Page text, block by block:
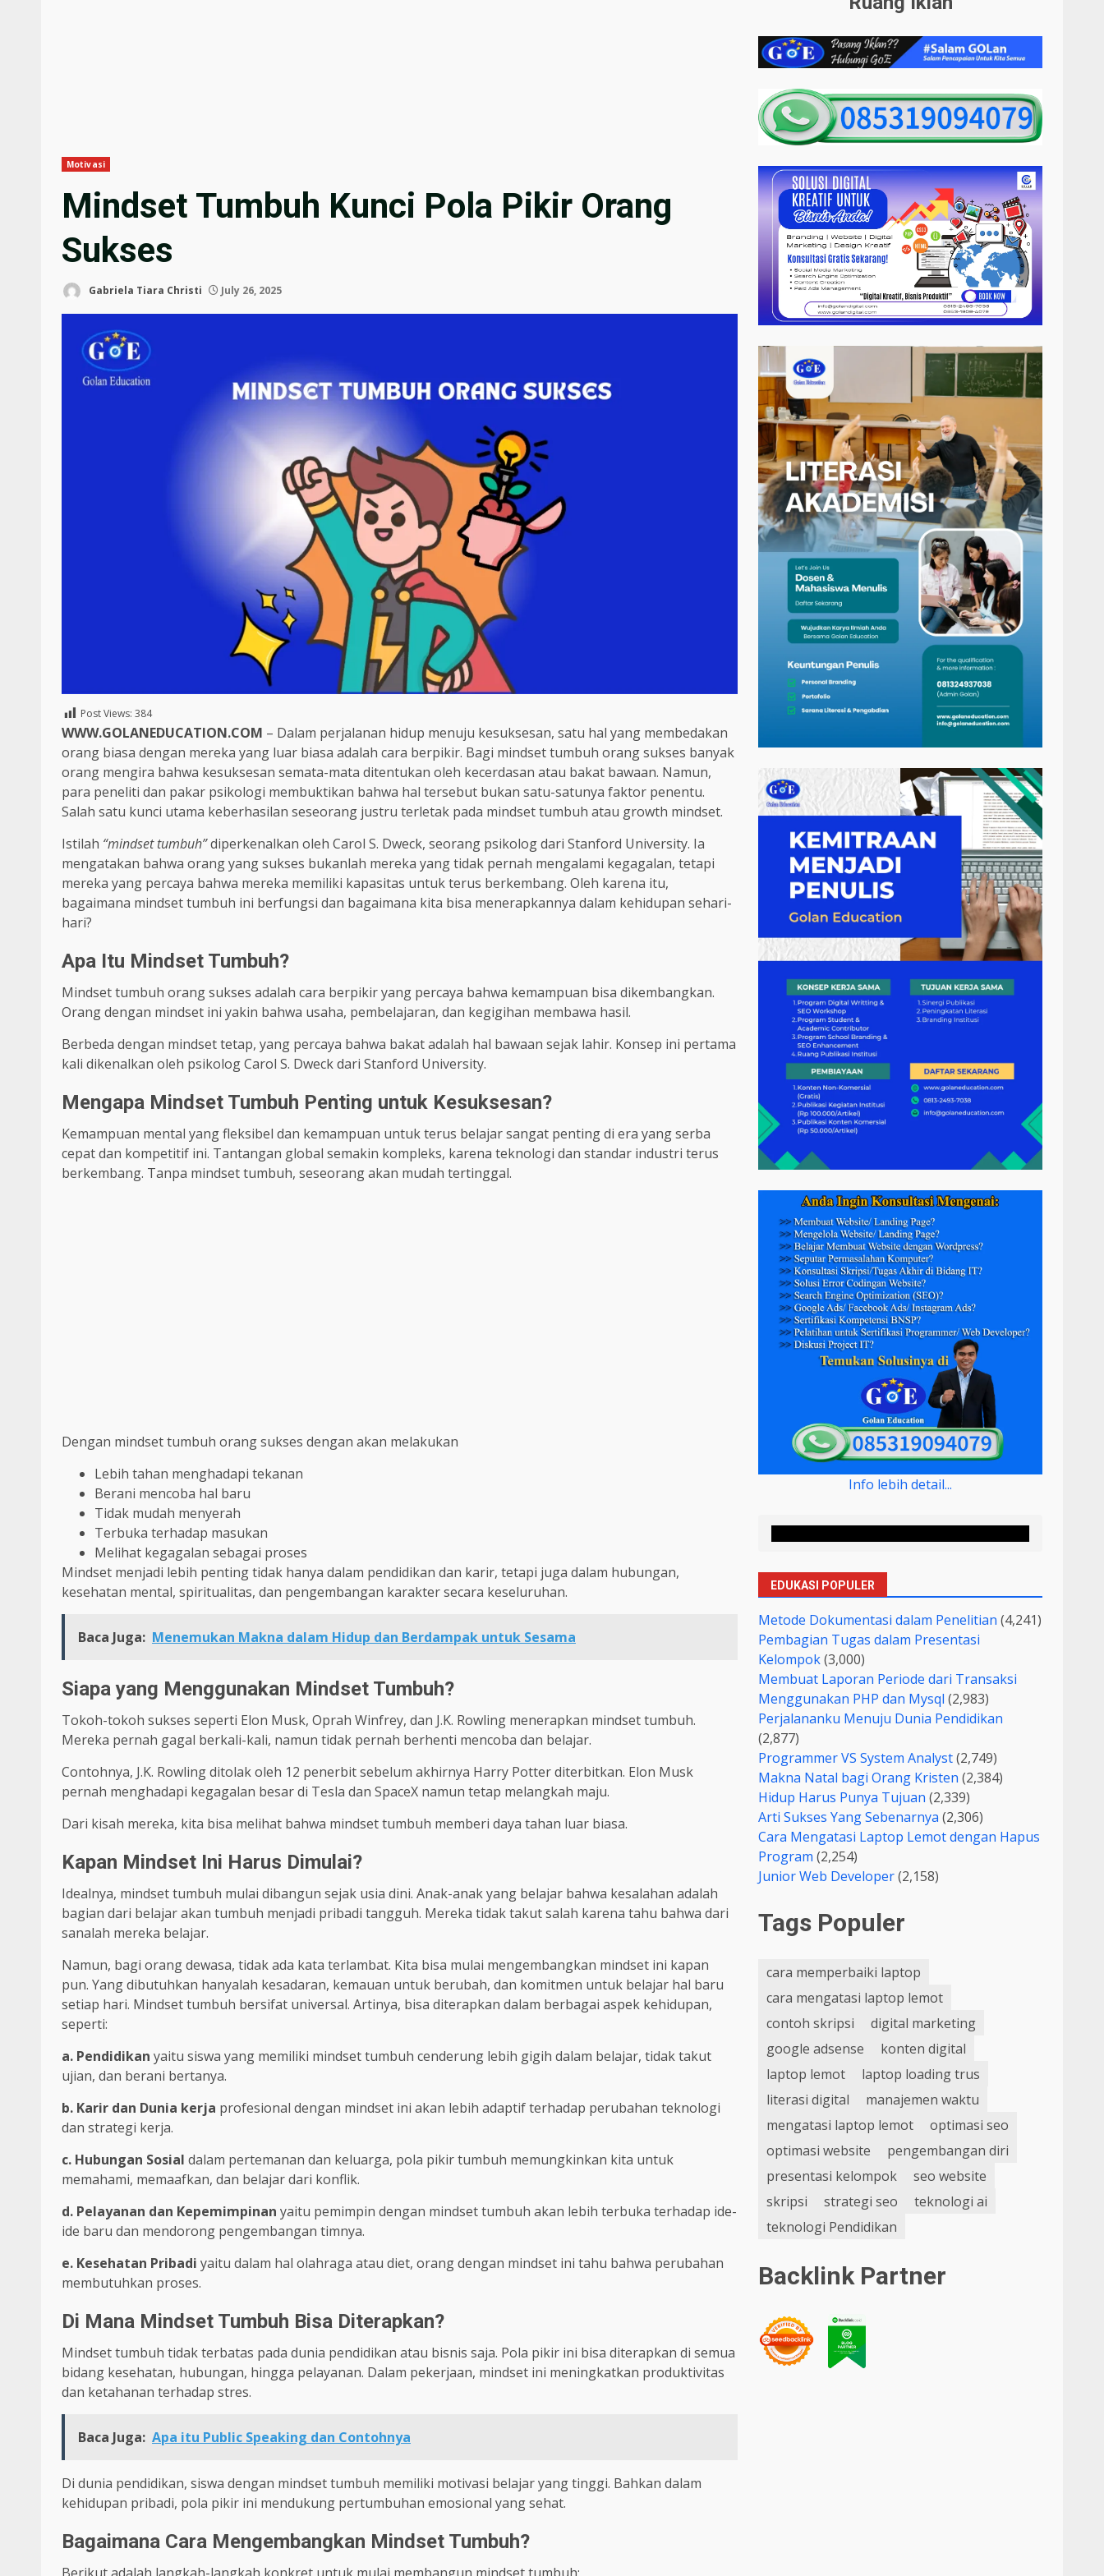
Motivasi
Mindset Tumbuh Kunci Pola Pikir Orang
Sukses
Gabriela Tiara Christi July 26, 2025
Post Views: 384
WWW.GOLANEDUCATION.COM – Dalam perjalanan hidup menuju kesuksesan, satu hal yang membedakan
orang biasa dengan mereka yang luar biasa adalah cara berpikir. Bagi mindset tumbuh orang sukses banyak
orang mengira bahwa kesuksesan semata-mata ditentukan oleh kecerdasan atau bakat bawaan. Namun,
para peneliti dan pakar psikologi membuktikan bahwa hal tersebut bukan satu-satunya faktor penentu.
Salah satu kunci utama keberhasilan seseorang justru terletak pada mindset tumbuh atau growth mindset.
Istilah “mindset tumbuh”diperkenalkan oleh Carol S. Dweck, seorang psikolog dari Stanford University. Ia
mengatakan bahwa orang yang sukses bukanlah mereka yang tidak pernah mengalami kegagalan, tetapi
mereka yang percaya bahwa mereka memiliki kapasitas untuk terus berkembang. Oleh karena itu,
bagaimana mindset tumbuh ini berfungsi dan bagaimana kita bisa menerapkannya dalam kehidupan sehari-
hari?
Apa Itu Mindset Tumbuh?
Mindset tumbuh orang sukses adalah cara berpikir yang percaya bahwa kemampuan bisa dikembangkan.
Orang dengan mindset ini yakin bahwa usaha, pembelajaran, dan kegigihan membawa hasil.
Berbeda dengan mindset tetap, yang percaya bahwa bakat adalah hal bawaan sejak lahir. Konsep ini pertama
kali dikenalkan oleh psikolog Carol S. Dweck dari Stanford University.
Mengapa Mindset Tumbuh Penting untuk Kesuksesan?
Kemampuan mental yang fleksibel dan kemampuan untuk terus belajar sangat penting di era yang serba
cepat dan kompetitif ini. Tantangan global semakin kompleks, karena teknologi dan standar industri terus
berkembang. Tanpa mindset tumbuh, seseorang akan mudah tertinggal.
Dengan mindset tumbuh orang sukses dengan akan melakukan
Lebih tahan menghadapi tekanan
Berani mencoba hal baru
Tidak mudah menyerah
Terbuka terhadap masukan
Melihat kegagalan sebagai proses
Mindset menjadi lebih penting tidak hanya dalam pendidikan dan karir, tetapi juga dalam hubungan,
kesehatan mental, spiritualitas, dan pengembangan karakter secara keseluruhan.
Baca Juga: Menemukan Makna dalam Hidup dan Berdampak untuk Sesama
Siapa yang Menggunakan Mindset Tumbuh?
Tokoh-tokoh sukses seperti Elon Musk, Oprah Winfrey, dan J.K. Rowling menerapkan mindset tumbuh.
Mereka pernah gagal berkali-kali, namun tidak pernah berhenti mencoba dan belajar.
Contohnya, J.K. Rowling ditolak oleh 12 penerbit sebelum akhirnya Harry Potter diterbitkan. Elon Musk
pernah menghadapi kegagalan besar di Tesla dan SpaceX namun tetap melangkah maju.
Dari kisah mereka, kita bisa melihat bahwa mindset tumbuh memberi daya tahan luar biasa.
Kapan Mindset Ini Harus Dimulai?
Idealnya, mindset tumbuh mulai dibangun sejak usia dini. Anak-anak yang belajar bahwa kesalahan adalah
bagian dari belajar akan tumbuh menjadi pribadi tangguh. Mereka tidak takut salah karena tahu bahwa dari
sanalah mereka belajar.
Namun, bagi orang dewasa, tidak ada kata terlambat. Kita bisa mulai mengembangkan mindset ini kapan
pun. Yang dibutuhkan hanyalah kesadaran, kemauan untuk berubah, dan komitmen untuk belajar hal baru
setiap hari. Mindset tumbuh bersifat universal. Artinya, bisa diterapkan dalam berbagai aspek kehidupan,
seperti:
a. Pendidikan yaitu siswa yang memiliki mindset tumbuh cenderung lebih gigih dalam belajar, tidak takut
ujian, dan berani bertanya.
b. Karir dan Dunia kerja profesional dengan mindset ini akan lebih adaptif terhadap perubahan teknologi
dan strategi kerja.
c. Hubungan Sosial dalam pertemanan dan keluarga, pola pikir tumbuh memungkinkan kita untuk
memahami, memaafkan, dan belajar dari konflik.
d. Pelayanan dan Kepemimpinan yaitu pemimpin dengan mindset tumbuh akan lebih terbuka terhadap ide-
ide baru dan mendorong pengembangan timnya.
e. Kesehatan Pribadi yaitu dalam hal olahraga atau diet, orang dengan mindset ini tahu bahwa perubahan
membutuhkan proses.
Di Mana Mindset Tumbuh Bisa Diterapkan?
Mindset tumbuh tidak terbatas pada dunia pendidikan atau bisnis saja. Pola pikir ini bisa diterapkan di semua
bidang kesehatan, hubungan, hingga pelayanan. Dalam pekerjaan, mindset ini meningkatkan produktivitas
dan ketahanan terhadap stres.
Baca Juga: Apa itu Public Speaking dan Contohnya
Di dunia pendidikan, siswa dengan mindset tumbuh memiliki motivasi belajar yang tinggi. Bahkan dalam
kehidupan pribadi, pola pikir ini mendukung pertumbuhan emosional yang sehat.
Bagaimana Cara Mengembangkan Mindset Tumbuh?
Info lebih detail...
EDUKASI POPULER
Metode Dokumentasi dalam Penelitian (4,241)
Pembagian Tugas dalam Presentasi
Kelompok(3,000)
Membuat Laporan Periode dari Transaksi
Menggunakan PHP dan Mysql (2,983)
Perjalananku Menuju Dunia Pendidikan
(2,877)
Programmer VS System Analyst(2,749)
Makna Natal bagi Orang Kristen (2,384)
Hidup Harus Punya Tujuan (2,339)
Arti Sukses Yang Sebenarnya (2,306)
Cara Mengatasi Laptop Lemot dengan Hapus
Program (2,254)
Junior Web Developer(2,158)
Tags Populer
cara memperbaiki laptop
cara mengatasi laptop lemot
contoh skripsi
digital marketing
google adsense
konten digital
laptop lemot
laptop loading trus
literasi digital
manajemen waktu
mengatasi laptop lemot
optimasi seo
optimasi website
pengembangan diri
presentasi kelompok
seo website
skripsi
strategi seo
teknologi ai
teknologi Pendidikan
Backlink Partner